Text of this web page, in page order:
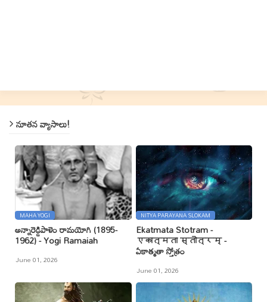
నూతన వ్యాసాలు!
MAHA YOGI
అన్నారెడ్డిపాళెం రామయోగి (1895-
1962) - Yogi Ramaiah
June 01, 2026
NITYA PARAYANA SLOKAM
Ekatmata Stotram -
एकात्मता स्तोत्रम् -
ఏకాత్మతా స్తోత్రం
June 01, 2026